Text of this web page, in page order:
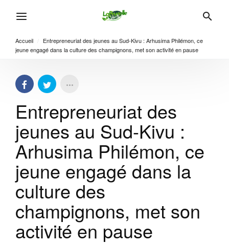
Accueil
Entrepreneuriat des jeunes au Sud-Kivu : Arhusima Philémon, ce
jeune engagé dans la culture des champignons, met son activité en pause
Entrepreneuriat des
jeunes au Sud-Kivu :
Arhusima Philémon, ce
jeune engagé dans la
culture des
champignons, met son
activité en pause